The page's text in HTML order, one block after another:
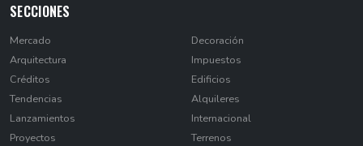
SECCIONES
Mercado
Arquitectura
Créditos
Tendencias
Lanzamientos
Proyectos
Decoración
Impuestos
Edificios
Alquileres
Internacional
Terrenos